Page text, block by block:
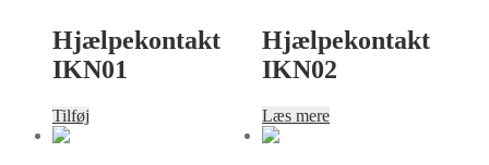
Hjælpekontakt
IKN01
Tilføj
Hjælpekontakt
IKN02
Læs mere